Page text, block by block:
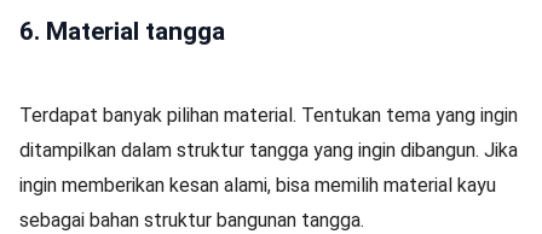
6. Material tangga
Terdapat banyak pilihan material. Tentukan tema yang ingin
ditampilkan dalam struktur tangga yang ingin dibangun. Jika
ingin memberikan kesan alami, bisa memilih material kayu
sebagai bahan struktur bangunan tangga.